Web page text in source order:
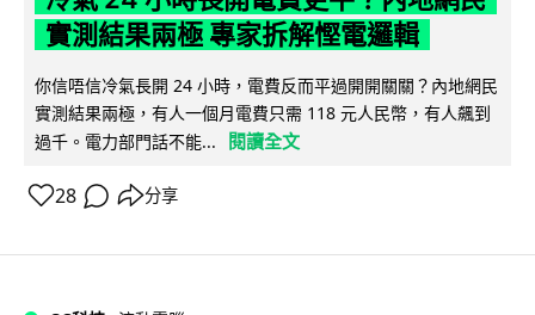
實測結果兩極 專家拆解慳電邏輯
你信唔信冷氣長開 24 小時，電費反而平過開開關關？內地網民
實測結果兩極，有人一個月電費只需 118 元人民幣，有人飆到
過千。電力部門話不能...
閱讀全文
28 分享